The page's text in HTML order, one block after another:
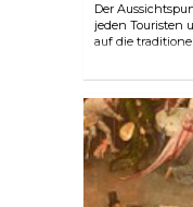
Der
jeden Touristen
auf die
rustikalen roten
ein guter
den Hügel und
durch die